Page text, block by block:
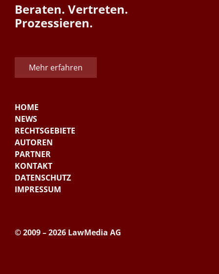
Beraten. Vertreten.
Prozessieren.
Mehr erfahren
HOME
NEWS
RECHTSGEBIETE
AUTOREN
PARTNER
KONTAKT
DATENSCHUTZ
IMPRESSUM
© 2009 – 2026 LawMedia AG